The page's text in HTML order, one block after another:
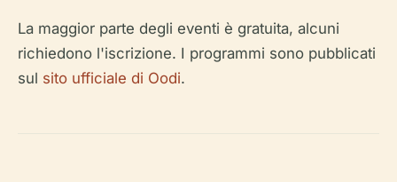
La maggior parte degli eventi è gratuita, alcuni
richiedono l'iscrizione. I programmi sono pubblicati
sul sito ufficiale di Oodi.